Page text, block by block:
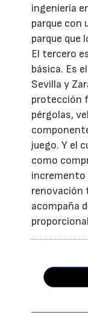
ingeniería
parque con
parque que
El tercero
básica. Es
Sevilla y
protección
pérgolas,
juego. Y el
como
incremento
renovación
acompaña